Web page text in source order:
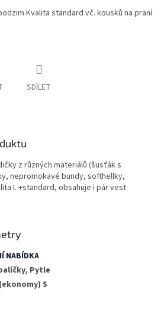
Kvalita standard vč. kousků na praní
SDÍLET
z různých materiálů (šusťák s
nepromokavé bundy, softhellky,
I. +standard, obsahuje i pár vest
NABÍDKA
Pytle
S